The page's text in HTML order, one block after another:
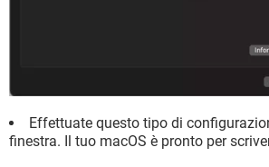
Effettuate questo tipo di
finestra. Il tuo macOS è pronto per